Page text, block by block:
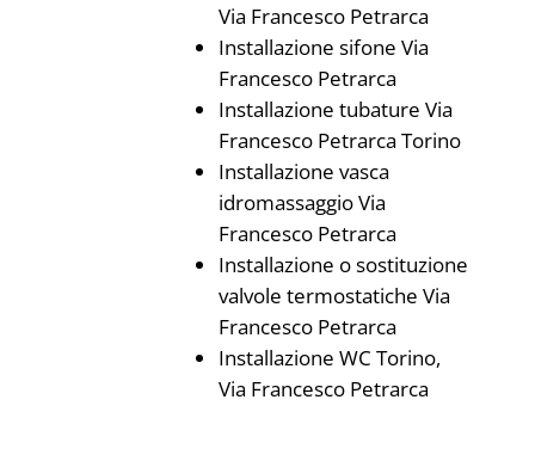
Via Francesco Petrarca
Installazione sifone Via
Francesco Petrarca
Installazione tubature Via
Francesco Petrarca Torino
Installazione vasca
idromassaggio Via
Francesco Petrarca
Installazione o sostituzione
valvole termostatiche Via
Francesco Petrarca
Installazione WC Torino,
Via Francesco Petrarca